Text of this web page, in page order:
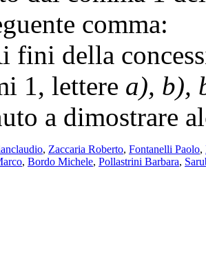
comma:
fini della
1, lettere a), b),
a dimostrare
, Zaccaria Roberto, Fontanelli Paolo,
, Bordo Michele, Pollastrini Barbara,